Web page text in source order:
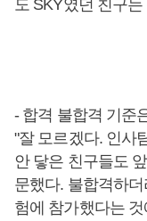
도 SKY였던 친구
- 합격 불합격 기준
"잘 모르겠다. 인사
안 닿은 친구들도
문했다. 불합격하
험에 참가했다는